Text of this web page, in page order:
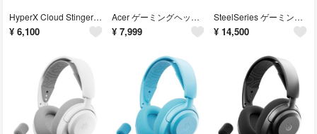
HyperX Cloud Stinger 2 Core ゲーミングヘッドセット 有線 266g軽量 ブラック 日本正規代理店品
¥ 6,100
Acer ゲーミングヘッドセット有線 OHW344遅延ゼロ・ラグフリー ゲーミングヘッドホン プロ仕様・高感度マイク
¥ 7,999
SteelSeries ゲーミングヘッドセット Arctis Nova 3PW ワイヤレス 軽量 密閉型 AIノイズキャンセリング
¥ 14,500